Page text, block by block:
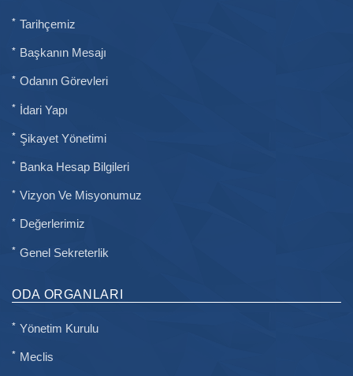
Tarihçemiz
Başkanın Mesajı
Odanın Görevleri
İdari Yapı
Şikayet Yönetimi
Banka Hesap Bilgileri
Vizyon Ve Misyonumuz
Değerlerimiz
Genel Sekreterlik
ODA ORGANLARI
Yönetim Kurulu
Meclis